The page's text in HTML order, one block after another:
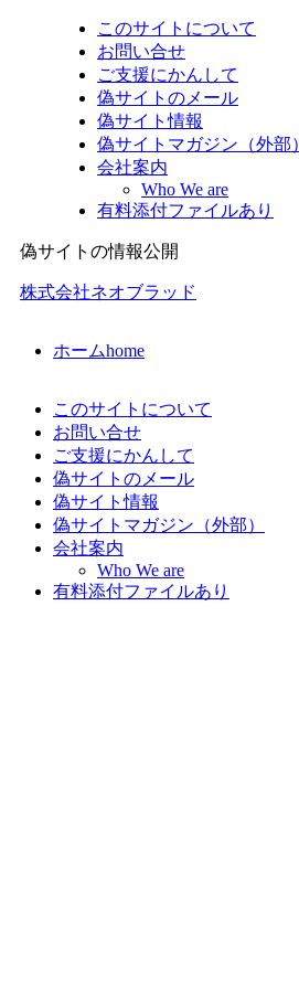
このサイトについて
お問い合せ
ご支援にかんして
偽サイトのメール
偽サイト情報
偽サイトマガジン（外部）
会社案内
Who We are
有料添付ファイルあり
偽サイトの情報公開
株式会社ネオブラッド
ホームhome
このサイトについて
お問い合せ
ご支援にかんして
偽サイトのメール
偽サイト情報
偽サイトマガジン（外部）
会社案内
Who We are
有料添付ファイルあり